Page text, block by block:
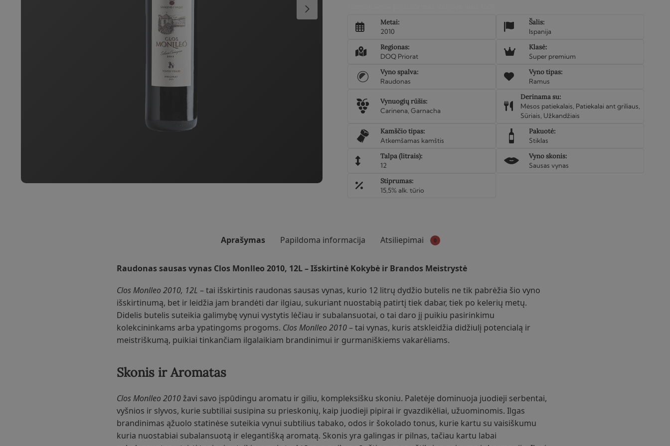
2010,
Metai:
2010
Šalis:
Ispanija
Regionas:
DOQ Priorat
Klasė:
Super premium
Vyno spalva:
Raudonas
Vyno tipas:
Ramus
Vynuogių rūšis:
Carinena, Garnacha
Derinama su:
Mėsos patiekalais, Patiekalai ant griliaus,
Sūriais, Užkandžiais
Kamščio tipas:
Atkemšamas kamštis
Pakuotė:
Stiklas
Talpa (litrais):
12
Vyno skonis:
Sausas vynas
Stiprumas:
15,5% alk. tūrio
Aprašymas Papildoma informacija Atsiliepimai 0
Raudonas sausas vynas Clos Monlleo 2010, 12L – Išskirtinė Kokybė ir Brandos Meistrystė
Clos Monlleo 2010, 12L – tai išskirtinis raudonas sausas vynas, kurio 12 litrų dydžio butelis ne tik pabrėžia šio vyno
išskirtinumą, bet ir leidžia jam brandėti dar ilgiau, sukuriant nuostabią patirtį tiek dabar, tiek po kelerių metų.
Didelis butelis suteikia galimybę vynui vystytis lėčiau ir subalansuotai, o tai daro jį puikiu pasirinkimu
kolekcininkams arba ypatingoms progoms. Clos Monlleo 2010– tai vynas, kuris atskleidžia didžiulį potencialą ir
meistriškumą, puikiai tinkančiam ilgalaikiam brandinimui ir gurmaniškiems vakarėliams.
Skonis ir Aromatas
Clos Monlleo 2010žavi savo įspūdingu aromatu ir giliu, kompleksišku skoniu. Paletėje dominuoja juodieji serbentai,
vyšnios ir slyvos, kurie subtiliai susipina su prieskonių, kaip juodieji pipirai ir gvazdikėliai, užuominomis. Ilgas
brandinimas ąžuolo statinėse suteikia vynui subtilius tabako, odos ir šokolado tonus, kurie kartu su vaisiškumu
kuria nuostabiai subalansuotą ir elegantišką aromatą. Skonis yra galingas ir pilnas, tačiau kartu labai